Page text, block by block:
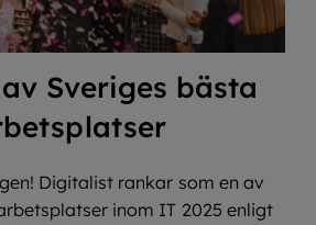
Sveriges bästa
Digitalist rankar som en av
inom IT 2025 enligt